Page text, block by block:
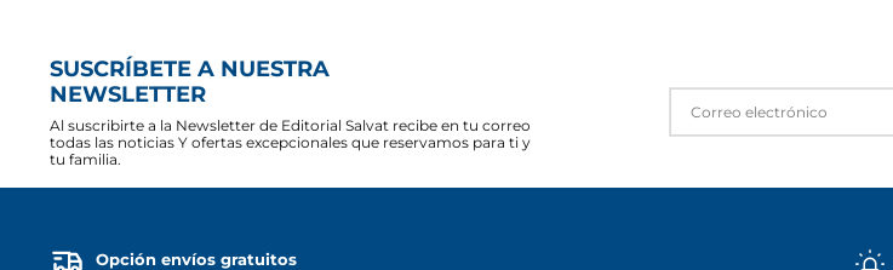
SUSCRÍBETE A NUESTRA
NEWSLETTER
Al suscribirte a la Newsletter de Editorial Salvat recibe en tu correo
todas las noticias Y ofertas excepcionales que reservamos para ti y
tu familia.
Opción envíos gratuitos